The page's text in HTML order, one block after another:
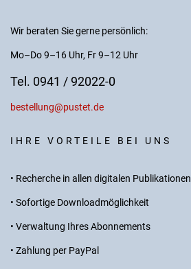
Wir beraten Sie gerne persönlich:
Mo–Do 9–16 Uhr, Fr 9–12 Uhr
Tel. 0941 / 92022-0
bestellung@pustet.de
IHRE VORTEILE BEI UNS
• Recherche in allen digitalen Publikationen
• Sofortige Downloadmöglichkeit
• Verwaltung Ihres Abonnements
• Zahlung per PayPal